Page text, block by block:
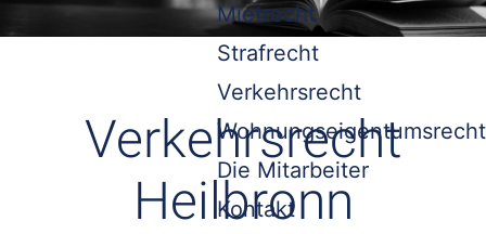
Mietrecht
Strafrecht
Verkehrsrecht
Wohnungseigentumsrecht
Die Mitarbeiter
Kontakt
Verkehrsrecht
Heilbronn